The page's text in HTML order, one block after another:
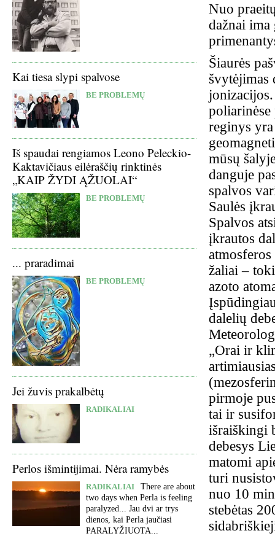
Kai tiesa slypi spalvose
BE PROBLEMŲ
Iš spaudai rengiamos Leono Peleckio-
Kaktavičiaus eilėraščių rinktinės
„KAIP ŽYDI ĄŽUOLAI“
BE PROBLEMŲ
... praradimai
BE PROBLEMŲ
Jei žuvis prakalbėtų
RADIKALIAI
Perlos išmintijimai. Nėra ramybės
RADIKALIAI
There are about
two days when Perla is feeling
paralyzed... Jau dvi ar trys
dienos, kai Perla jaučiasi
PARALYŽIUOTA...
Nuo
dažnai ima
Šiaurės
švytėjimas
reginys
mūsų
danguje
spalvos
Saulės
Spalvos
įkrautos
žaliai –
azoto
dalelių
„Orai ir
pirmoje
tai ir
išraiškingi
debesys
matomi
turi
nuo 10
stebėtas